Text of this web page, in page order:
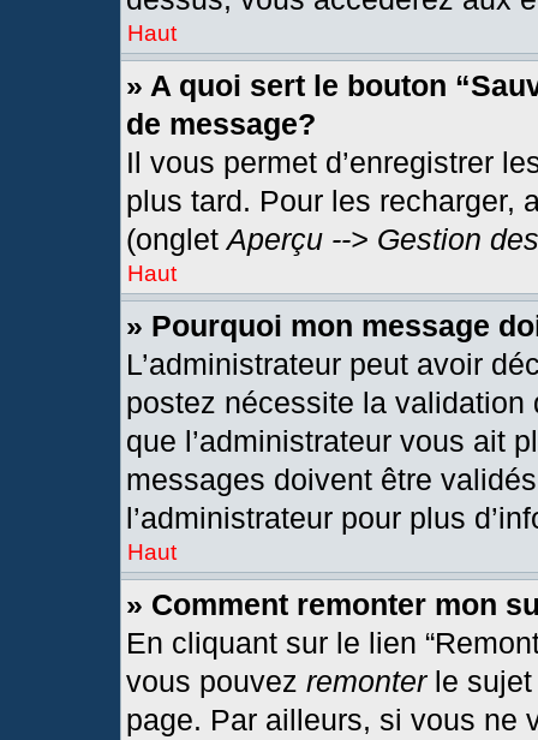
Haut
» A quoi sert le bouton
de message?
Il vous permet d’enregistrer
plus tard. Pour les recharger,
(ongletAperçu --> Gestion
Haut
» Pourquoi mon message
L’administrateur peut avoir
postez nécessite la
que l’administrateur vous ait
messages doivent être
l’administrateur pour plus
Haut
» Comment remonter mon
En cliquant sur le lien
vous pouvez remonterle sujet
page. Par ailleurs, si vous ne